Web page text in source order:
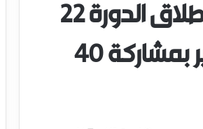
تنفيذاً للتعليمات الملكية السامية.. انطلاق الدورة 22
من مناورات “الأسد الإفريقي” بأكادير بمشاركة 40